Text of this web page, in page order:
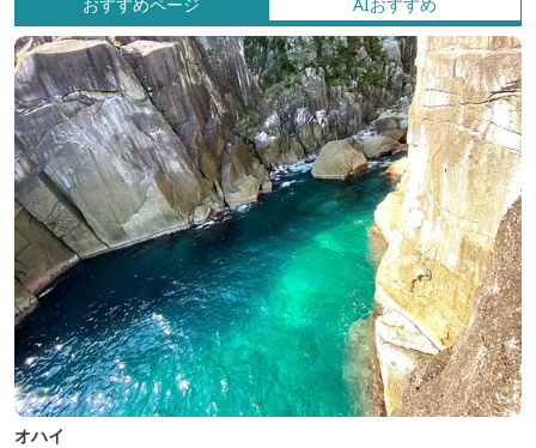
おすすめページ AIおすすめ
オハイ